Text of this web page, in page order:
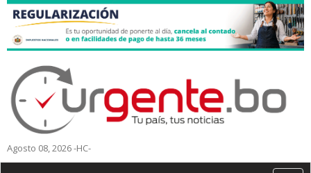
Agosto 08, 2026 -HC-